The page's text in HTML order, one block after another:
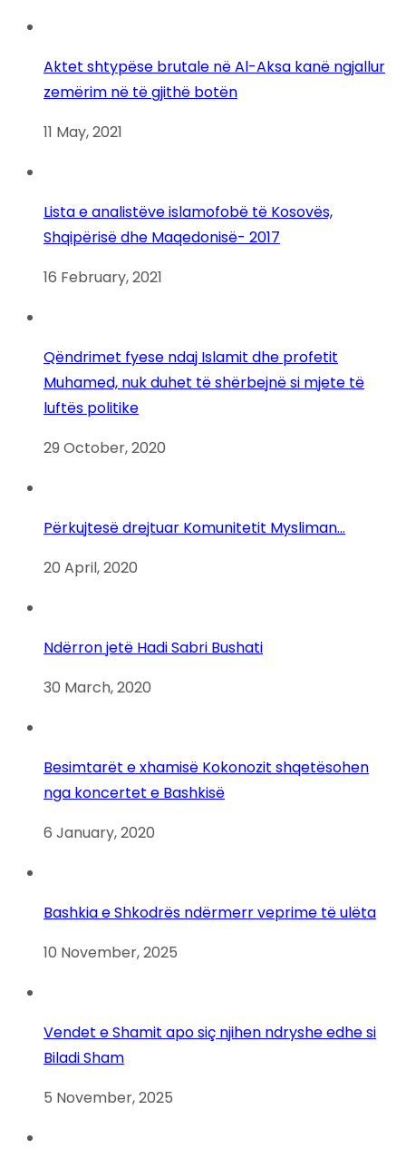
Aktet shtypëse brutale në Al-Aksa kanë ngjallur
zemërim në të gjithë botën
11 May, 2021
Lista e analistëve islamofobë të Kosovës,
Shqipërisë dhe Maqedonisë- 2017
16 February, 2021
Qëndrimet fyese ndaj Islamit dhe profetit
Muhamed, nuk duhet të shërbejnë si mjete të
luftës politike
29 October, 2020
Përkujtesë drejtuar Komunitetit Mysliman…
20 April, 2020
Ndërron jetë Hadi Sabri Bushati
30 March, 2020
Besimtarët e xhamisë Kokonozit shqetësohen
nga koncertet e Bashkisë
6 January, 2020
Bashkia e Shkodrës ndërmerr veprime të ulëta
10 November, 2025
Vendet e Shamit apo siç njihen ndryshe edhe si
Biladi Sham
5 November, 2025